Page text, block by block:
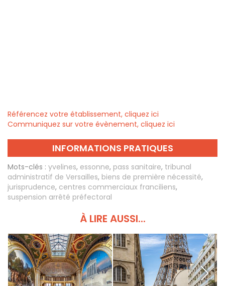
Référencez votre établissement, cliquez ici
Communiquez sur votre évènement, cliquez ici
INFORMATIONS PRATIQUES
Mots-clés : yvelines, essonne, pass sanitaire, tribunal
administratif de Versailles, biens de première nécessité,
jurisprudence, centres commerciaux franciliens,
suspension arrêté préfectoral
À LIRE AUSSI...